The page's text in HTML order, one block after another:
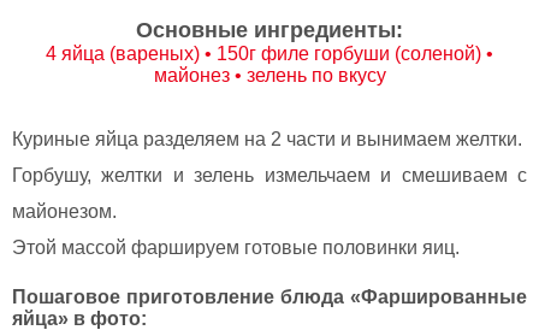
Основные ингредиенты:
4 яйца (вареных) • 150г филе горбуши (соленой) •
майонез • зелень по вкусу
Куриные яйца разделяем на 2 части и вынимаем желтки.
Горбушу, желтки и зелень измельчаем и смешиваем с
майонезом.
Этой массой фаршируем готовые половинки яиц.
Пошаговое приготовление блюда «Фаршированные
яйца» в фото: